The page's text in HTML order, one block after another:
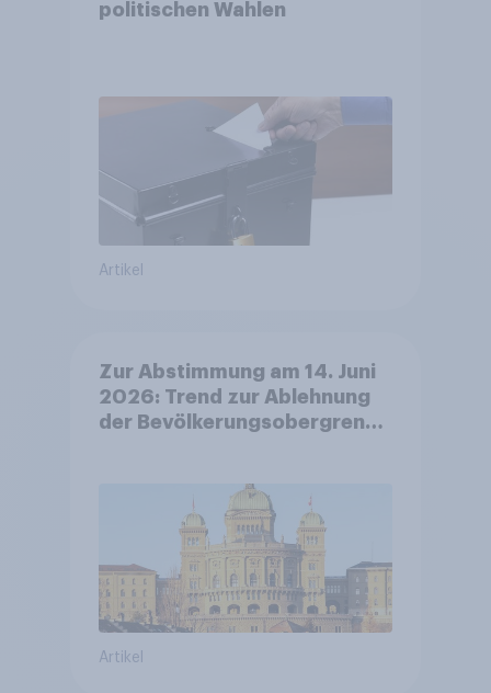
politischen Wahlen
Artikel
Zur Abstimmung am 14. Juni
2026: Trend zur Ablehnung
der Bevölkerungsobergrenze
Zivildienstgesetz sinken
Artikel